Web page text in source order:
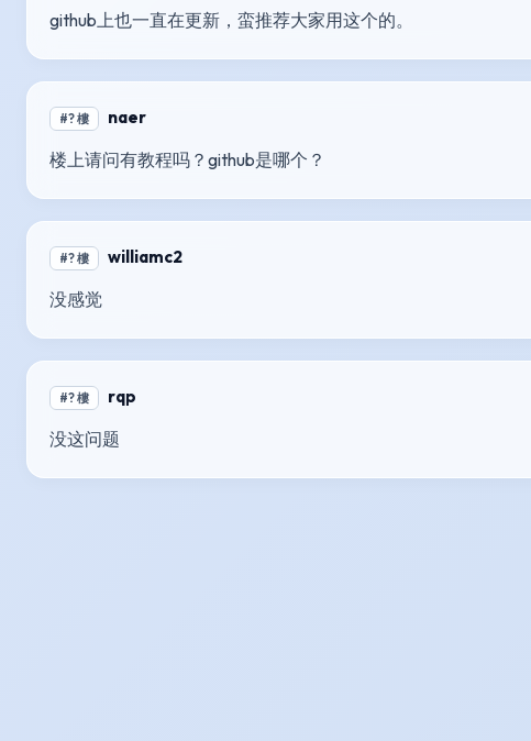
github上也一直在更新，蛮推荐大家用这个的。
#? 樓 naer
楼上请问有教程吗？github是哪个？
#? 樓 williamc2
没感觉
#? 樓 rqp
没这问题